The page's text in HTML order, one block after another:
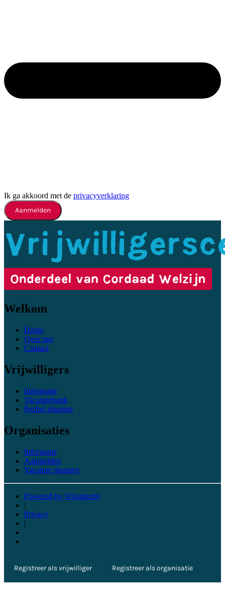
Ik ga akkoord met de privacyverklaring
Aanmelden
Welkom
Home
Over ons
Contact
Vrijwilligers
Informatie
Vacaturebank
Profiel plaatsen
Organisaties
Informatie
Aanmelden
Vacature plaatsen
Powered by Volunteerly
|
Privacy
|
Registreer als vrijwilliger Registreer als organisatie